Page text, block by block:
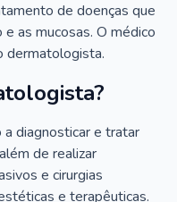
de doenças que
as mucosas. O médico
dermatologista.
diagnosticar e tratar
de realizar
e cirurgias
e terapêuticas.